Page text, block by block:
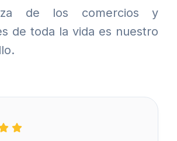
de los comercios y
de toda la vida es nuestro